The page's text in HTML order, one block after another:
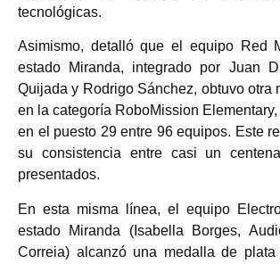
tecnológicas.
Asimismo, detalló que el equipo Red
estado Miranda, integrado por Juan
Quijada y Rodrigo Sánchez, obtuvo otra
en la categoría RoboMission
en el puesto 29 entre 96 equipos. Este
su consistencia entre casi un
presentados.
En esta misma línea, el equipo
estado Miranda (Isabella Borges,
Correia) alcanzó una medalla de